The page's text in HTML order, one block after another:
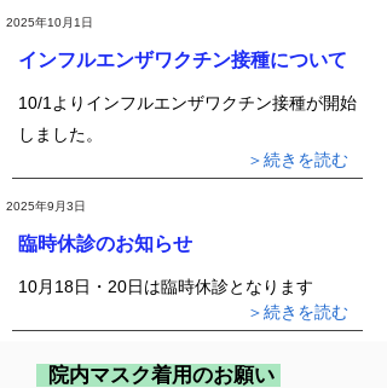
2025年10月1日
インフルエンザワクチン接種について
10/1よりインフルエンザワクチン接種が開始
しました。
＞続きを読む
2025年9月3日
臨時休診のお知らせ
10月18日・20日は臨時休診となります
＞続きを読む
院内マスク着用のお願い